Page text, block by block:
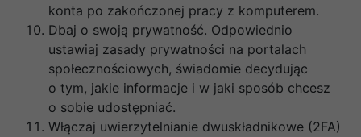
konta po zakończonej pracy z komputerem.
Dbaj o swoją prywatność. Odpowiednio
ustawiaj zasady prywatności na portalach
społecznościowych, świadomie decydując
o tym, jakie informacje i w jaki sposób chcesz
o sobie udostępniać.
Włączaj uwierzytelnianie dwuskładnikowe (2FA)